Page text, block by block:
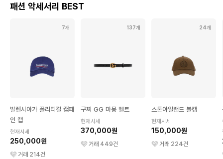
패션 악세서리 BEST
7개
발렌시아가 폴리티컬 캠페
인 캡
현재시세
250,000원
거래 214건
137개
구찌 GG 마몽 벨트
현재시세
370,000원
거래 449건
24개
스톤아일랜드 볼캡
현재시세
150,000원
거래 224건